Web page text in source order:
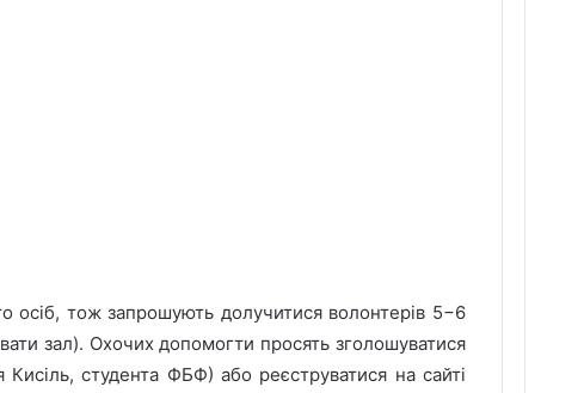
осіб, тож запрошують долучитися волонтерів 5−6
зал). Охочих допомогти просять зголошуватися
студента ФБФ) або реєструватися на сайті